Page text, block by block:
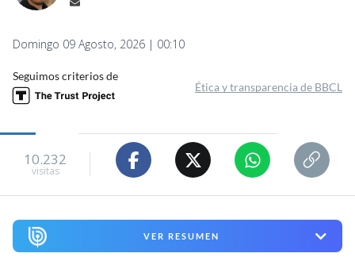
Domingo 09 Agosto, 2026 | 00:10
Seguimos criterios de
Ética y transparencia de BBCL
10.232
visitas
VER RESUMEN